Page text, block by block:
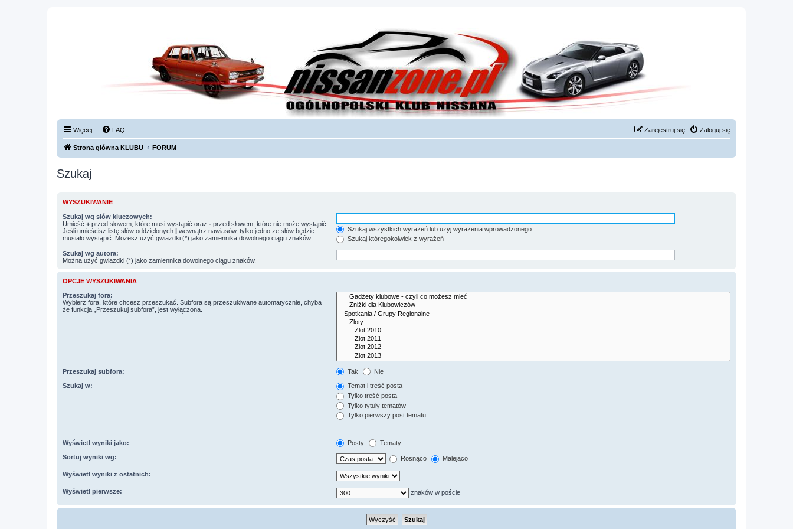
Więcej… FAQ Zaloguj się
Zarejestruj się
Strona główna KLUBU FORUM
Szukaj
WYSZUKIWANIE
Szukaj wg słów kluczowych:
Umieść + przed słowem, które musi wystąpić oraz - przed słowem, które nie może wystąpić.
Jeśli umieścisz listę słów oddzielonych | wewnątrz nawiasów, tylko jedno ze słów będzie
musiało wystąpić. Możesz użyć gwiazdki (*) jako zamiennika dowolnego ciągu znaków.
Szukaj wszystkich wyrażeń lub użyj wyrażenia wprowadzonego
Szukaj któregokolwiek z wyrażeń
Szukaj wg autora:
Można użyć gwiazdki (*) jako zamiennika dowolnego ciągu znaków.
OPCJE WYSZUKIWANIA
Przeszukaj fora:
Wybierz fora, które chcesz przeszukać. Subfora są przeszukiwane automatycznie, chyba
że funkcja „Przeszukuj subfora”, jest wyłączona.
Przeszukaj subfora: Tak Nie
Szukaj w:
Temat i treść posta
Tylko treść posta
Tylko tytuły tematów
Tylko pierwszy post tematu
Wyświetl wyniki jako: Posty Tematy
Sortuj wyniki wg: Rosnąco Malejąco
Wyświetl wyniki z ostatnich:
Wyświetl pierwsze: znaków w poście